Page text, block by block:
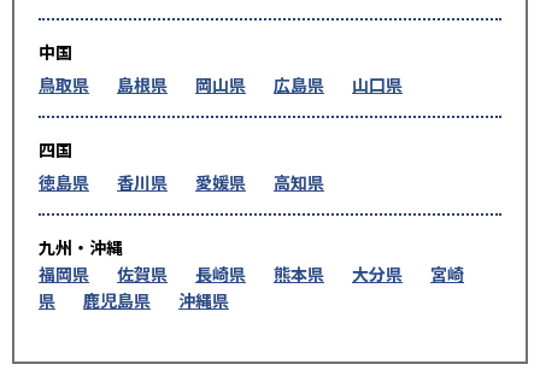
中国
鳥取県
島根県 岡山県 広島県 山口県
四国
徳島県
香川県 愛媛県 高知県
九州・沖縄
福岡県
佐賀県 長崎県 熊本県 大分県
宮崎
県
鹿児島県 沖縄県